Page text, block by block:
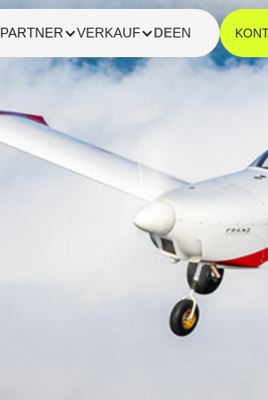
PARTNER VERKAUF DEEN